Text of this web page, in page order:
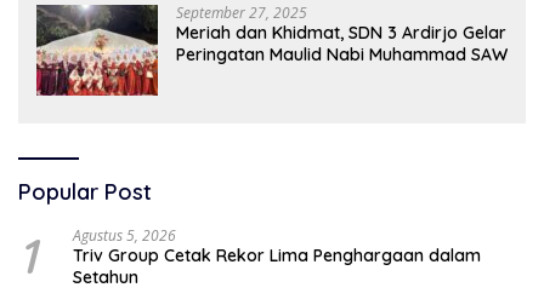
September 27, 2025
Meriah dan Khidmat, SDN 3 Ardirjo Gelar
Peringatan Maulid Nabi Muhammad SAW
Popular Post
1 Agustus 5, 2026
Triv Group Cetak Rekor Lima Penghargaan dalam
Setahun